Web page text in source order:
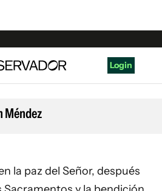
Login
Méndez
la paz del Señor, después